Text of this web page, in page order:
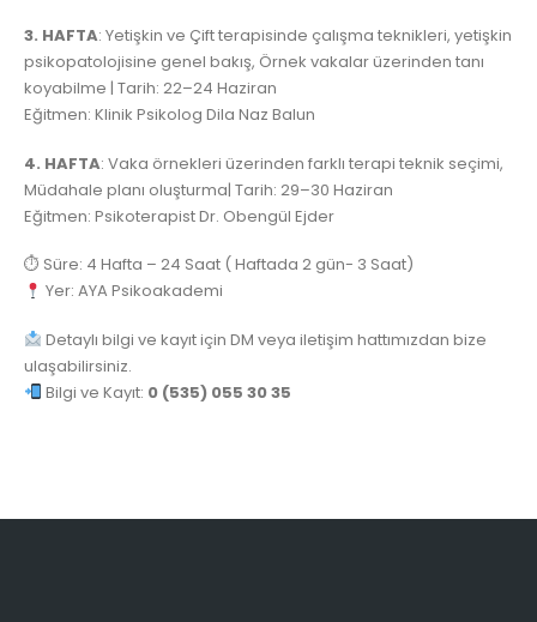
3. HAFTA: Yetişkin ve Çift terapisinde çalışma teknikleri, yetişkin
psikopatolojisine genel bakış, Örnek vakalar üzerinden tanı
koyabilme | Tarih: 22–24 Haziran
Eğitmen: Klinik Psikolog Dila Naz Balun
4. HAFTA: Vaka örnekleri üzerinden farklı terapi teknik seçimi,
Müdahale planı oluşturma| Tarih: 29–30 Haziran
Eğitmen: Psikoterapist Dr. Obengül Ejder
⏱ Süre: 4 Hafta – 24 Saat ( Haftada 2 gün- 3 Saat)
Yer: AYA Psikoakademi
Detaylı bilgi ve kayıt için DM veya iletişim hattımızdan bize
ulaşabilirsiniz.
Bilgi ve Kayıt: 0 (535) 055 30 35